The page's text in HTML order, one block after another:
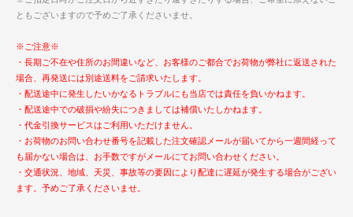
ともございますので予めご了承くださいませ。
※ご注意※
・長期ご不在や住所のお間違いなど、お客様のご都合でお荷物が弊社に返送された
場合、再発送には別途送料をご請求いたします。
・配送途中に発生したいかなるトラブルにも当店では責任を負いかねます。
・配送途中での破損や紛失につきましては補償いたしかねます。
・代金引換サービスはご利用いただけません。
・お荷物のお問い合わせ番号を記載した注文確認メールが届いてから一週間経って
も届かない場合は、お手数ですがメールにてお問い合わせください。
・交通状況、地域、天災、事故等の要因により配達に遅延が発生する場合がござい
ます。予めご了承くださいませ。